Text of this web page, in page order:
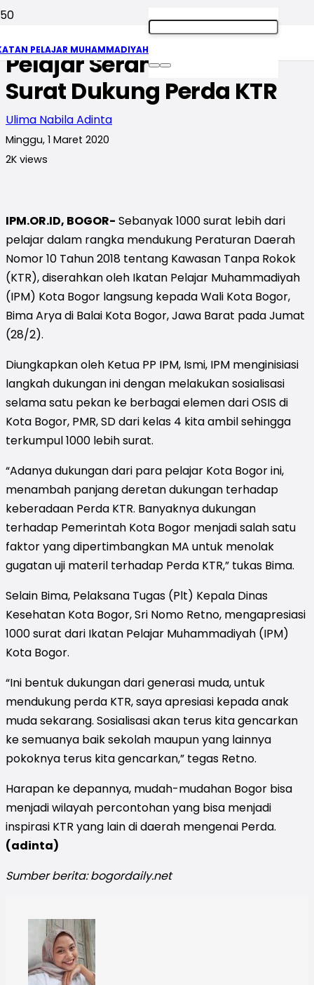
PELAJAR MUHAMMADIYAH
Temui Wali Kota Bogor,
Pelajar Serahkan 1000
Surat Dukung Perda KTR
Ulima Nabila Adinta
Minggu, 1 Maret 2020
2K views
IPM.OR.ID, BOGOR- Sebanyak 1000 surat lebih dari
pelajar dalam rangka mendukung Peraturan Daerah
Nomor 10 Tahun 2018 tentang Kawasan Tanpa Rokok
(KTR), diserahkan oleh Ikatan Pelajar Muhammadiyah
(IPM) Kota Bogor langsung kepada Wali Kota Bogor,
Bima Arya di Balai Kota Bogor, Jawa Barat pada Jumat
(28/2).
Diungkapkan oleh Ketua PP IPM, Ismi, IPM menginisiasi
langkah dukungan ini dengan melakukan sosialisasi
selama satu pekan ke berbagai elemen dari OSIS di
Kota Bogor, PMR, SD dari kelas 4 kita ambil sehingga
terkumpul 1000 lebih surat.
“Adanya dukungan dari para pelajar Kota Bogor ini,
menambah panjang deretan dukungan terhadap
keberadaan Perda KTR. Banyaknya dukungan
terhadap Pemerintah Kota Bogor menjadi salah satu
faktor yang dipertimbangkan MA untuk menolak
gugatan uji materil terhadap Perda KTR,” tukas Bima.
Selain Bima, Pelaksana Tugas (Plt) Kepala Dinas
Kesehatan Kota Bogor, Sri Nomo Retno, mengapresiasi
1000 surat dari Ikatan Pelajar Muhammadiyah (IPM)
Kota Bogor.
“Ini bentuk dukungan dari generasi muda, untuk
mendukung perda KTR, saya apresiasi kepada anak
muda sekarang. Sosialisasi akan terus kita gencarkan
ke semuanya baik sekolah maupun yang lainnya
pokoknya terus kita gencarkan,” tegas Retno.
Harapan ke depannya, mudah-mudahan Bogor bisa
menjadi wilayah percontohan yang bisa menjadi
inspirasi KTR yang lain di daerah mengenai Perda.
(adinta)
Sumber berita: bogordaily.net